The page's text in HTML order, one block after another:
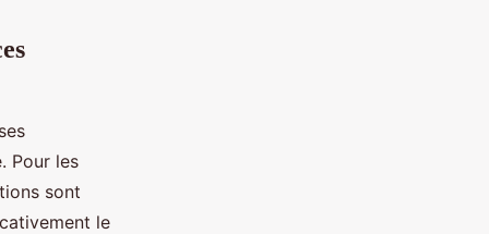
Pour les
sont
le